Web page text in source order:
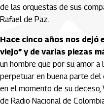
de las orquestas de sus
Rafael de Paz.
Hace cinco años nos dejó
viejo” y de varias piezas
un hombre que por su amor a
perpetuar en buena parte
en el momento de su
de Radio Nacional de